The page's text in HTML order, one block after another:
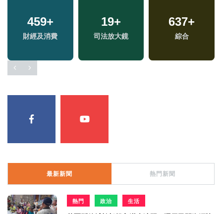
459+
財經及消費
19+
司法放大鏡
637+
綜合
最新新聞 熱門新聞
熱門 政治 生活